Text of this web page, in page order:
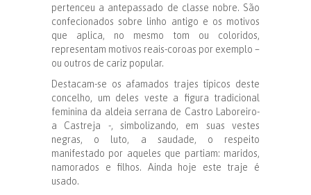
pertenceu a antepassado de classe nobre. São
confecionados sobre linho antigo e os motivos
que aplica, no mesmo tom ou coloridos,
representam motivos reais-coroas por exemplo –
ou outros de cariz popular.
Destacam-se os afamados trajes típicos deste
concelho, um deles veste a figura tradicional
feminina da aldeia serrana de Castro Laboreiro-
a Castreja -, simbolizando, em suas vestes
negras, o luto, a saudade, o respeito
manifestado por aqueles que partiam: maridos,
namorados e filhos. Ainda hoje este traje é
usado.